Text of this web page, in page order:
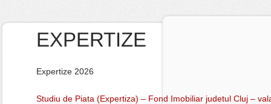
EXPERTIZE
Expertize 2026
Studiu de Piata (Expertiza) – Fond Imobiliar judetul Cluj –